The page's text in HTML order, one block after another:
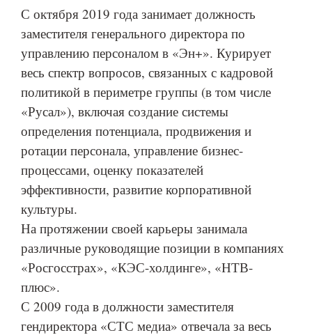
С октября 2019 года занимает должность
заместителя генерального директора по
управлению персоналом в «Эн+». Курирует
весь спектр вопросов, связанных с кадровой
политикой в периметре группы (в том числе
«Русал»), включая создание системы
определения потенциала, продвижения и
ротации персонала, управление бизнес-
процессами, оценку показателей
эффективности, развитие корпоративной
культуры.
На протяжении своей карьеры занимала
различные руководящие позиции в компаниях
«Росгосстрах», «КЭС-холдинге», «НТВ-
плюс».
С 2009 года в должности заместителя
гендиректора «СТС медиа» отвечала за весь